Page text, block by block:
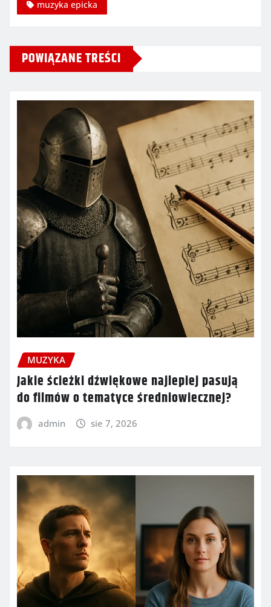
muzyka epicka
POWIĄZANE TREŚCI
MUZYKA
Jakie ścieżki dźwiękowe najlepiej pasują
do filmów o tematyce średniowiecznej?
admin sie 7, 2026